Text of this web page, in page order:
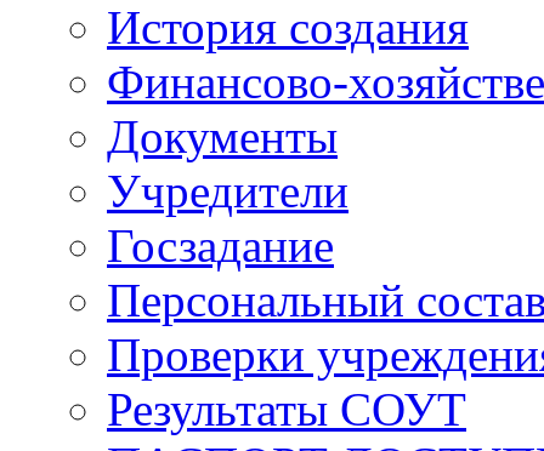
История создания
Финансово-
Документы
Учредители
Госзадание
Персональный
Проверки
Результаты СОУТ